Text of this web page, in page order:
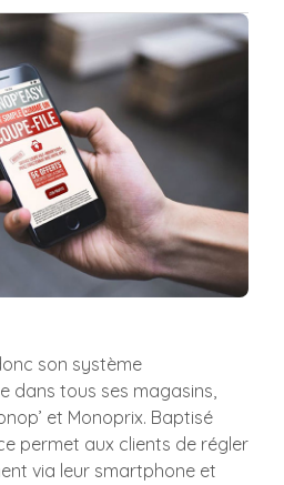
son système
dans tous ses magasins,
et Monoprix. Baptisé
permet aux clients de régler
via leur smartphone et